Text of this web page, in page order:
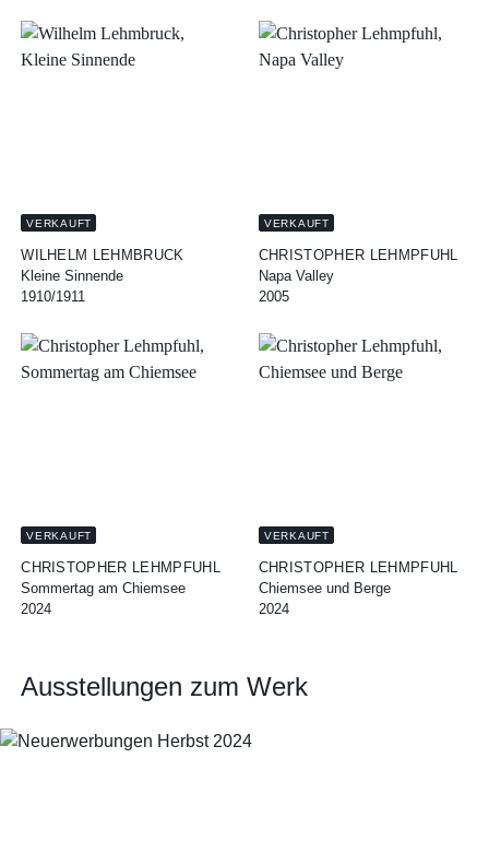
VERKAUFT
WILHELM LEHMBRUCK
Kleine Sinnende
1910/1911
VERKAUFT
CHRISTOPHER LEHMPFUHL
Napa Valley
2005
VERKAUFT
CHRISTOPHER LEHMPFUHL
Sommertag am Chiemsee
2024
VERKAUFT
CHRISTOPHER LEHMPFUHL
Chiemsee und Berge
2024
Ausstellungen zum Werk